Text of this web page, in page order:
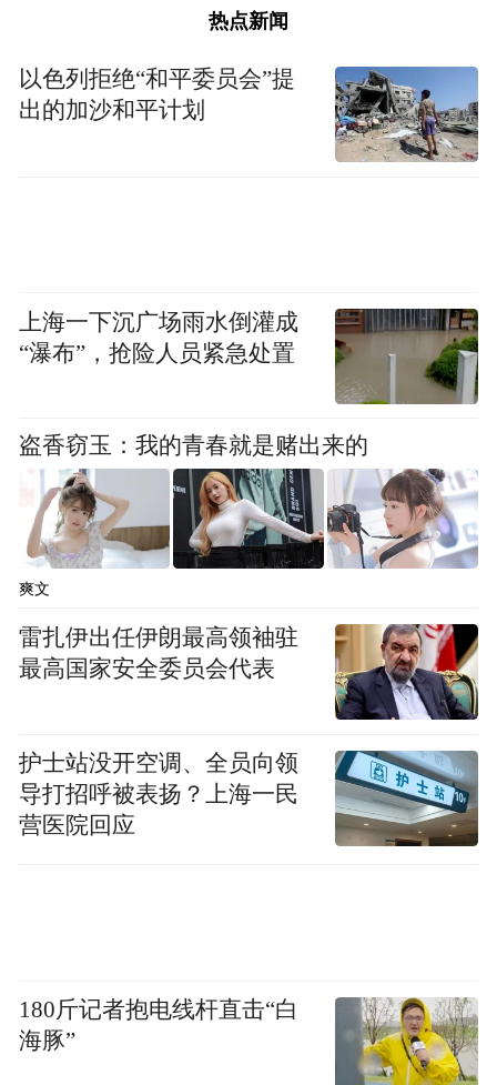
热点新闻
以色列拒绝“和平委员会”提
出的加沙和平计划
上海一下沉广场雨水倒灌成
“瀑布”，抢险人员紧急处置
盗香窃玉：我的青春就是赌出来的
爽文
雷扎伊出任伊朗最高领袖驻
最高国家安全委员会代表
护士站没开空调、全员向领
导打招呼被表扬？上海一民
营医院回应
180斤记者抱电线杆直击“白
海豚”